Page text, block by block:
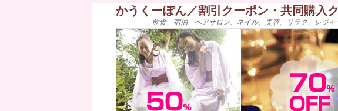
かうくーぽん／割引クーポン・共同購入
飲食、宿泊、ヘアサロン、ネイル、美容、リラク、レジ